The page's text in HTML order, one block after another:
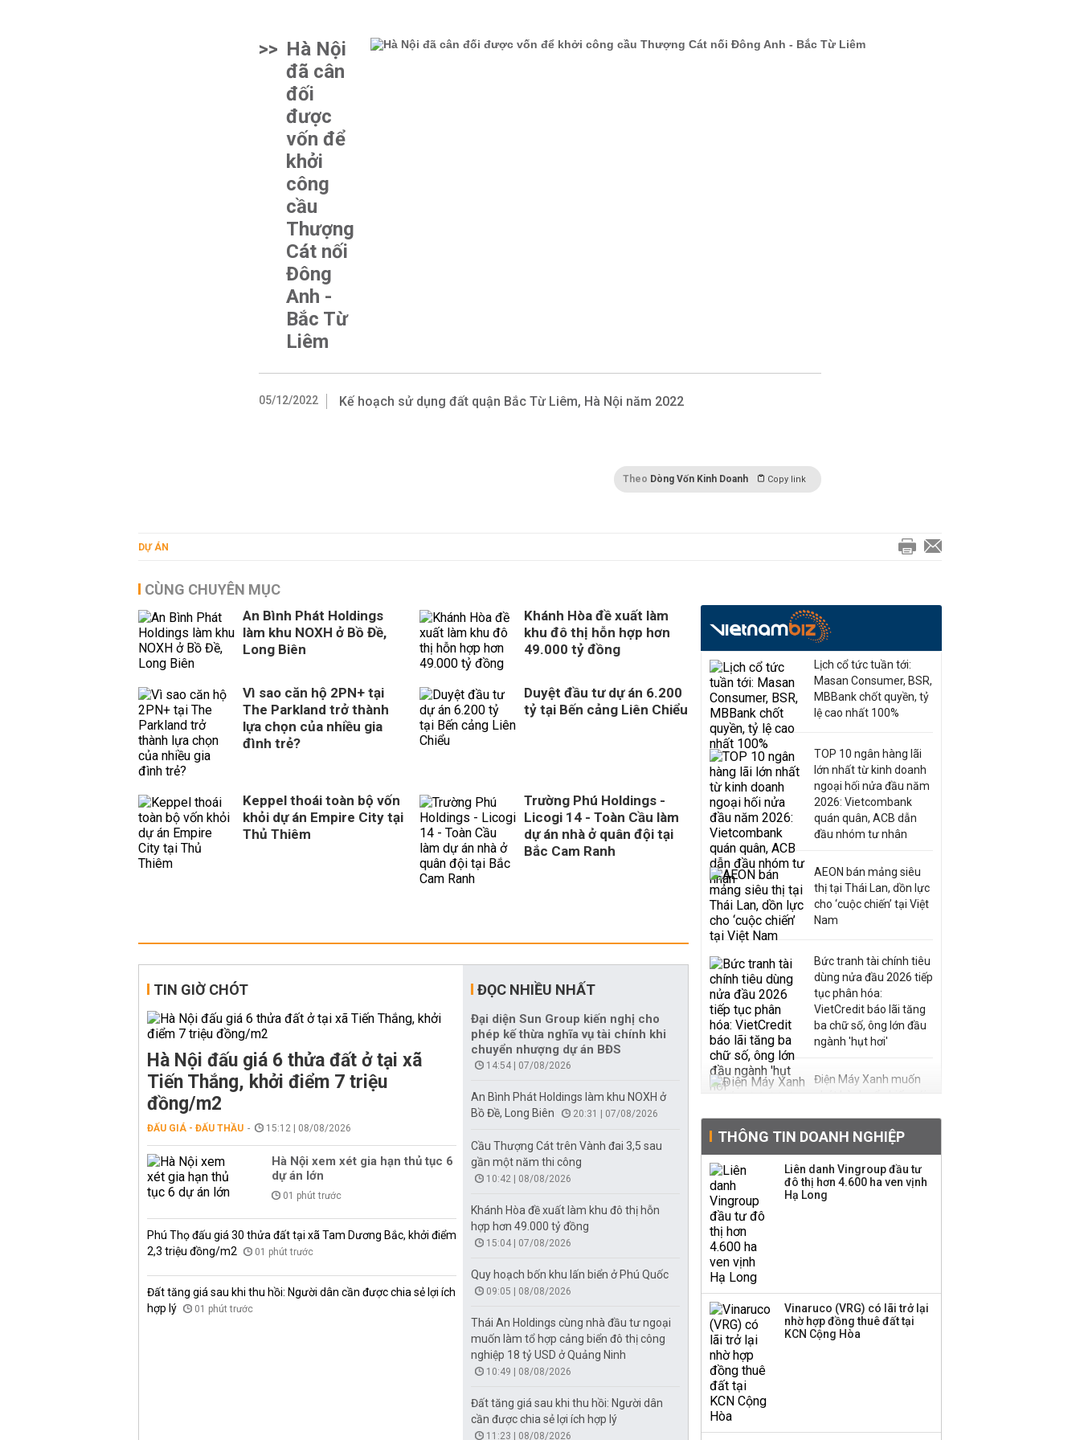
>> Hà Nội
đã cân
đối
được
vốn để
khởi
công
cầu
Thượng
Cát nối
Đông
Anh -
Bắc Từ
Liêm
05/12/2022 Kế hoạch sử dụng đất quận Bắc Từ Liêm, Hà Nội năm 2022
Theo Dòng Vốn Kinh Doanh Copy link
DỰ ÁN
CÙNG CHUYÊN MỤC
An Bình Phát Holdings
làm khu NOXH ở Bồ Đề,
Long Biên
Khánh Hòa đề xuất làm
khu đô thị hỗn hợp hơn
49.000 tỷ đồng
Vì sao căn hộ 2PN+ tại
The Parkland trở thành
lựa chọn của nhiều gia
đình trẻ?
Duyệt đầu tư dự án 6.200
tỷ tại Bến cảng Liên Chiểu
Keppel thoái toàn bộ vốn
khỏi dự án Empire City tại
Thủ Thiêm
Trường Phú Holdings -
Licogi 14 - Toàn Cầu làm
dự án nhà ở quân đội tại
Bắc Cam Ranh
TIN GIỜ CHÓT
Hà Nội đấu giá 6 thửa đất ở tại xã
Tiến Thắng, khởi điểm 7 triệu
đồng/m2
ĐẤU GIÁ - ĐẤU THẦU 15:12 | 08/08/2026
Hà Nội xem xét gia hạn thủ tục 6
dự án lớn
01 phút trước
Phú Thọ đấu giá 30 thửa đất tại xã Tam Dương Bắc, khởi điểm
2,3 triệu đồng/m2
01 phút trước
Đất tăng giá sau khi thu hồi: Người dân cần được chia sẻ lợi ích
hợp lý
01 phút trước
ĐỌC NHIỀU NHẤT
Đại diện Sun Group kiến nghị cho
phép kế thừa nghĩa vụ tài chính khi
chuyển nhượng dự án BĐS
14:54 | 07/08/2026
An Bình Phát Holdings làm khu NOXH ở
Bồ Đề, Long Biên
20:31 | 07/08/2026
Cầu Thượng Cát trên Vành đai 3,5 sau
gần một năm thi công
10:42 | 08/08/2026
Khánh Hòa đề xuất làm khu đô thị hỗn
hợp hơn 49.000 tỷ đồng
15:04 | 07/08/2026
Quy hoạch bốn khu lấn biển ở Phú Quốc
09:05 | 08/08/2026
Thái An Holdings cùng nhà đầu tư ngoại
muốn làm tổ hợp cảng biển đô thị công
nghiệp 18 tỷ USD ở Quảng Ninh
10:49 | 08/08/2026
Đất tăng giá sau khi thu hồi: Người dân
cần được chia sẻ lợi ích hợp lý
11:23 | 08/08/2026
Lịch cổ tức tuần tới:
Masan Consumer, BSR,
MBBank chốt quyền, tỷ
lệ cao nhất 100%
TOP 10 ngân hàng lãi
lớn nhất từ kinh doanh
ngoại hối nửa đầu năm
2026: Vietcombank
quán quân, ACB dẫn
đầu nhóm tư nhân
AEON bán mảng siêu
thị tại Thái Lan, dồn lực
cho ‘cuộc chiến’ tại Việt
Nam
Bức tranh tài chính tiêu
dùng nửa đầu 2026 tiếp
tục phân hóa:
VietCredit báo lãi tăng
ba chữ số, ông lớn đầu
ngành 'hụt hơi'
Điện Máy Xanh muốn
phát hành cổ phiếu với
Sau nhịp điều chỉnh
mạnh, CTCK nhìn thấy
cơ hội ở nhóm cổ phiếu
thanh lý toàn bộ cửa
hàng
THÔNG TIN DOANH NGHIỆP
Liên danh Vingroup đầu tư
đô thị hơn 4.600 ha ven vịnh
Hạ Long
Vinaruco (VRG) có lãi trở lại
nhờ hợp đồng thuê đất tại
KCN Cộng Hòa